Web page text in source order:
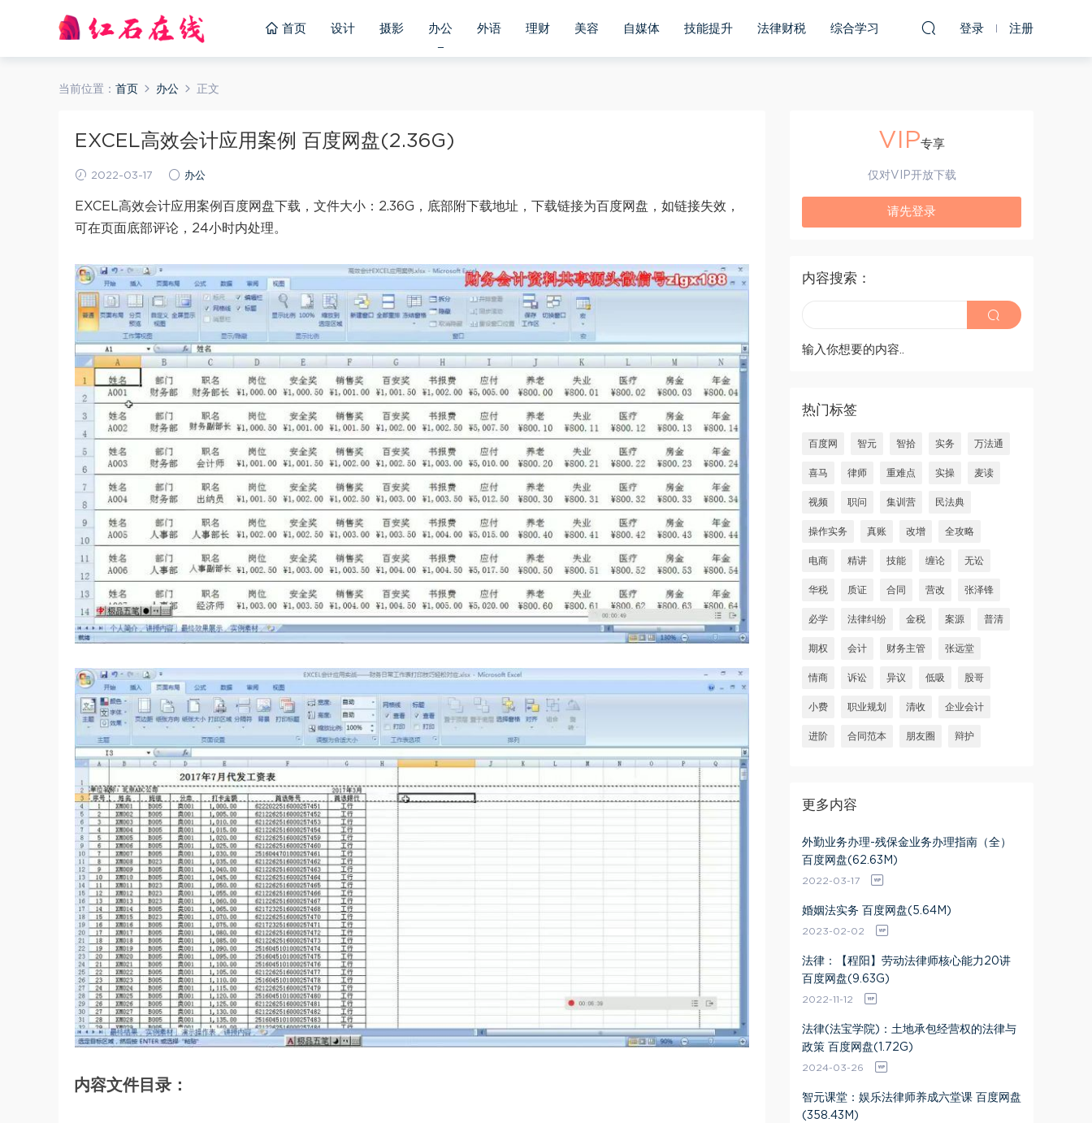
首页 设计 摄影 办公 外语 理财 美容 自媒体 技能提升 法律财税 综合学习 登录 注册
当前位置： 首页 办公 正文
EXCEL高效会计应用案例 百度网盘(2.36G)
2022-03-17 办公
EXCEL高效会计应用案例百度网盘下载，文件大小：2.36G，底部附下载地址，下载链接为百度网盘，如链接失效，
可在页面底部评论，24小时内处理。
内容文件目录：
VIP专享
仅对VIP开放下载
请先登录
内容搜索：
输入你想要的内容..
热门标签
百度网 智元 智拾 实务 万法通
喜马 律师 重难点 实操 麦读
视频 职问 集训营 民法典
操作实务 真账 改增 全攻略
电商 精讲 技能 缠论 无讼
华税 质证 合同 营改 张泽锋
必学 法律纠纷 金税 案源 普清
期权 会计 财务主管 张远堂
情商 诉讼 异议 低吸 股哥
小费 职业规划 清收 企业会计
进阶 合同范本 朋友圈 辩护
更多内容
外勤业务办理-残保金业务办理指南（全）
百度网盘(62.63M)
2022-03-17
婚姻法实务 百度网盘(5.64M)
2023-02-02
法律：【程阳】劳动法律师核心能力20讲
百度网盘(9.63G)
2022-11-12
法律(法宝学院)：土地承包经营权的法律与
政策 百度网盘(1.72G)
2024-03-26
智元课堂：娱乐法律师养成六堂课 百度网盘
(358.43M)